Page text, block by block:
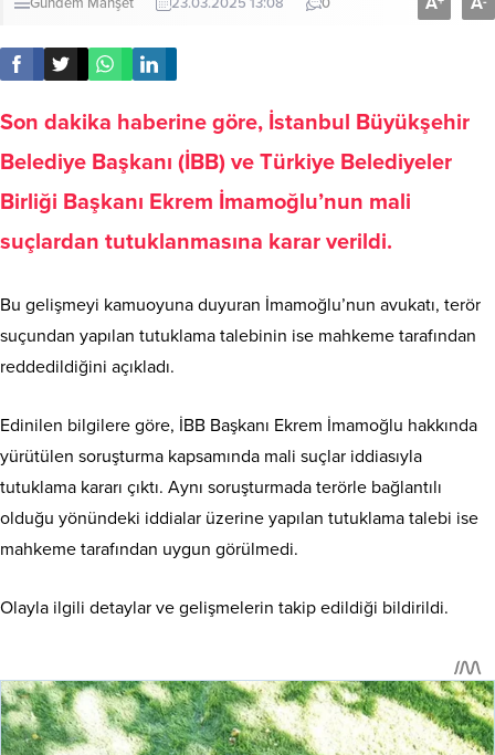
Gündem Manşet 23.03.2025 13:08 0
Son dakika haberine göre, İstanbul Büyükşehir
Belediye Başkanı (İBB) ve Türkiye Belediyeler
Birliği Başkanı Ekrem İmamoğlu’nun mali
suçlardan tutuklanmasına karar verildi.
Bu gelişmeyi kamuoyuna duyuran İmamoğlu’nun avukatı, terör
suçundan yapılan tutuklama talebinin ise mahkeme tarafından
reddedildiğini açıkladı.
Edinilen bilgilere göre, İBB Başkanı Ekrem İmamoğlu hakkında
yürütülen soruşturma kapsamında mali suçlar iddiasıyla
tutuklama kararı çıktı. Aynı soruşturmada terörle bağlantılı
olduğu yönündeki iddialar üzerine yapılan tutuklama talebi ise
mahkeme tarafından uygun görülmedi.
Olayla ilgili detaylar ve gelişmelerin takip edildiği bildirildi.